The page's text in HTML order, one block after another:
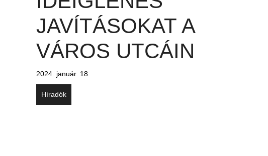
JAVÍTÁSOKAT A
VÁROS UTCÁIN
2024. január. 18.
Híradók